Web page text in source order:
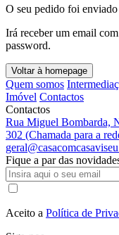
O seu pedido foi enviado
Irá receber um email
password.
Voltar à homepage
Quem somos
Imóvel Contactos
Contactos
Rua Miguel Bombarda,
302 (Chamada para a
Fique a par das
Aceito a Política de